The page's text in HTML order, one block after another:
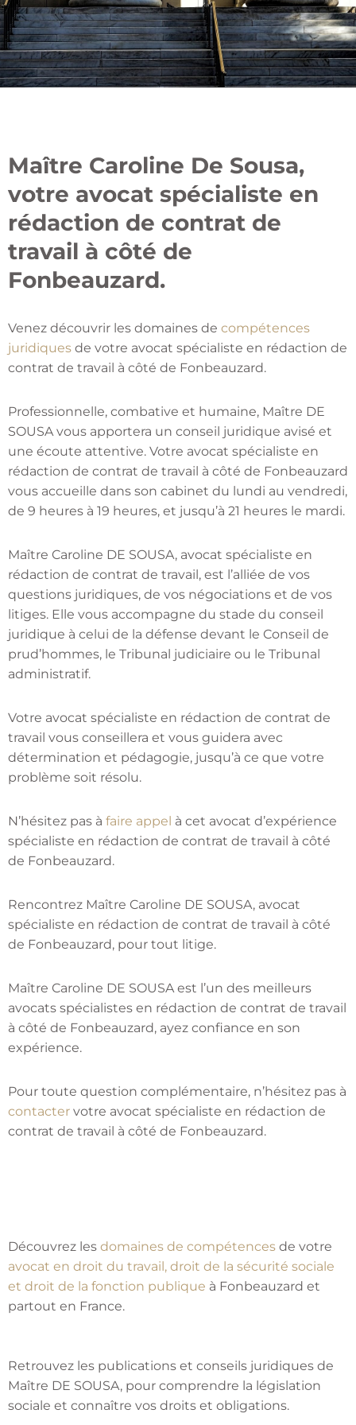
Maître Caroline De Sousa,
votre avocat spécialiste en
rédaction de contrat de
travail à côté de
Fonbeauzard.
Venez découvrir les domaines de compétences
juridiques de votre avocat spécialiste en rédaction de
contrat de travail à côté de Fonbeauzard.
Professionnelle, combative et humaine, Maître DE
SOUSA vous apportera un conseil juridique avisé et
une écoute attentive. Votre avocat spécialiste en
rédaction de contrat de travail à côté de Fonbeauzard
vous accueille dans son cabinet du lundi au vendredi,
de 9 heures à 19 heures, et jusqu’à 21 heures le mardi.
Maître Caroline DE SOUSA, avocat spécialiste en
rédaction de contrat de travail, est l’alliée de vos
questions juridiques, de vos négociations et de vos
litiges. Elle vous accompagne du stade du conseil
juridique à celui de la défense devant le Conseil de
prud’hommes, le Tribunal judiciaire ou le Tribunal
administratif.
Votre avocat spécialiste en rédaction de contrat de
travail vous conseillera et vous guidera avec
détermination et pédagogie, jusqu’à ce que votre
problème soit résolu.
N’hésitez pas à faire appel à cet avocat d’expérience
spécialiste en rédaction de contrat de travail à côté
de Fonbeauzard.
Rencontrez Maître Caroline DE SOUSA, avocat
spécialiste en rédaction de contrat de travail à côté
de Fonbeauzard, pour tout litige.
Maître Caroline DE SOUSA est l’un des meilleurs
avocats spécialistes en rédaction de contrat de travail
à côté de Fonbeauzard, ayez confiance en son
expérience.
Pour toute question complémentaire, n’hésitez pas à
contacter votre avocat spécialiste en rédaction de
contrat de travail à côté de Fonbeauzard.
Découvrez les domaines de compétences de votre
avocat en droit du travail, droit de la sécurité sociale
et droit de la fonction publique à Fonbeauzard et
partout en France.
Retrouvez les publications et conseils juridiques de
Maître DE SOUSA, pour comprendre la législation
sociale et connaître vos droits et obligations.